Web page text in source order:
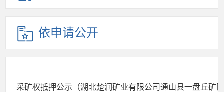
依申请公开
采矿权抵押公示（湖北楚润矿业有限公司通山县一盘丘矿